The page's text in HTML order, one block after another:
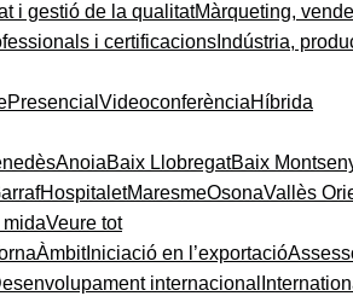
i gestió de la qualitatMàrqueting,
i certificacions Indústria,
Presencial VideoconferènciaHíbrida
AnoiaBaix LlobregatBaix
HospitaletMaresmeOsonaVallès
Veure tot
ÀmbitIniciació en l’exportació
internacional